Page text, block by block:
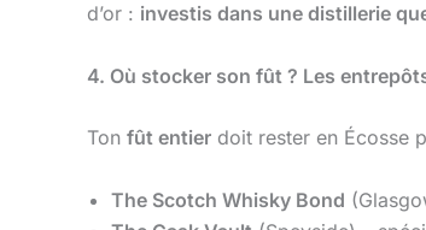
d’or : investis dans une distillerie
4. Où stocker son fût ? Les
Ton fût entier doit rester en Écosse
The Scotch Whisky Bond